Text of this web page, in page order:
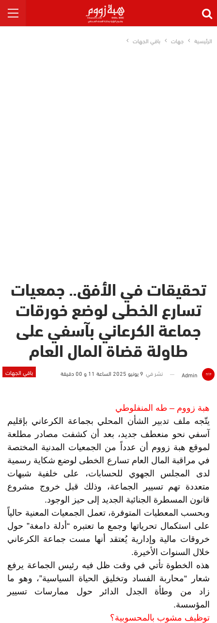
الرئيسية جهات باقي الجهات
تحقيقات في الأفق.. جمعيات
تسارع الخطى لوضع خورقات
جماعة الكرعاني بآسفي على
طاولة قضاة المال العام
باقي الجهات Admin نشر في 9 يونيو 2025 الساعة 11 و 00 دقيقة
هبة زووم – طه المنفلوطي
يتّجه ملف تدبير الشأن المحلي بجماعة الكرعاني بإقليم
آسفي نحو منعطف جديد، بعد أن كشفت مصادر مطلعة
لموقع هبة زووم أن عدداً من الجمعيات المدنية المختصة
في مراقبة المال العام تسارع الخطى لوضع شكاية رسمية
لدى المجلس الجهوي للحسابات، على خلفية شبهات
متعددة تهم تسيير الجماعة، وذلك قبل خروج مشروع
قانون المسطرة الجنائية الجديد إلى حيز الوجود.
وبحسب المعطيات المتوفرة، تعمل الجمعيات المعنية حالياً
على استكمال تحرياتها وجمع ما تعتبره “أدلة دامغة” حول
خروقات مالية وإدارية يُعتقد أنها مست جماعة الكرعاني
خلال السنوات الأخيرة.
هذه الخطوة تأتي في وقت ظل فيه رئيس الجماعة يرفع
شعار “محاربة الفساد وتخليق الحياة السياسية”، وهو ما
زاد من وطأة الجدل الدائر حول ممارسات تسيير
المؤسسة.
توظيف مشوب بالمحسوبية؟